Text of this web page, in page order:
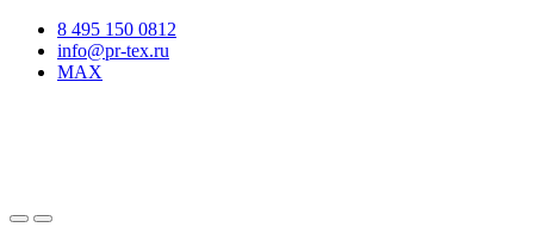
8 495 150 0812
info@pr-tex.ru
MAX